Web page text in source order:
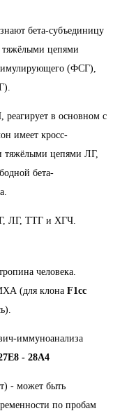
бета-субъединицу
тяжёлыми цепями
(ФСГ),
в основном с
имеет кросс-
тяжёлыми цепями ЛГ,
бета-
ЛГ, ТТГ и ХГЧ.
человека.
(для клона F1cc
иммуноанализа
- 28A4
- может быть
по пробам